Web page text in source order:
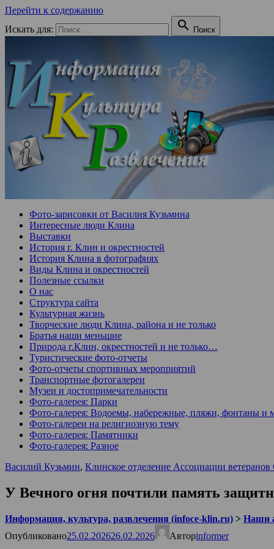
Перейти к содержанию
Искать для:
 Поиск
Фото-зарисовки от Василия Кузьмина
Интересные люди Клина
Выставки
История г. Клин и окрестностей
История Клина в фотографиях
Виды Клина и окрестностей
Полезные ссылки
О нас
Структура сайта
Культурная жизнь
Творческие люди Клина, района и не только
Братья наши меньшие
Природа г.Клин, окрестностей и не только…
Туристические фото-отчеты
Фото-отчеты спортивных мероприятий
Транспортные фотогалереи
Музеи и достопримечательности
Фото-галерея: Парки
Фото-галерея: Водоемы, набережные, пляжи, фонтаны и
Фото-галереи на религиозную тему
Фото-галерея: Памятники
Фото-галерея: Разное
Василий Кузьмин, Клинское отделение Ассоциации
У Вечного огня почтили память
Информация, культура, развлечения (infoce-klin.ru) > Наши
Опубликовано25.02.202626.02.2026 Авторinformer